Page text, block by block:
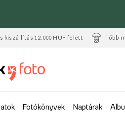
kiszállítás 12.000 HUF felett Több
Fotókönyvek Naptárak